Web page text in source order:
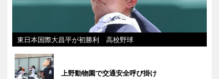
東日本国際大昌平が初勝利 高校野球
上野動物園で交通安全呼び掛け